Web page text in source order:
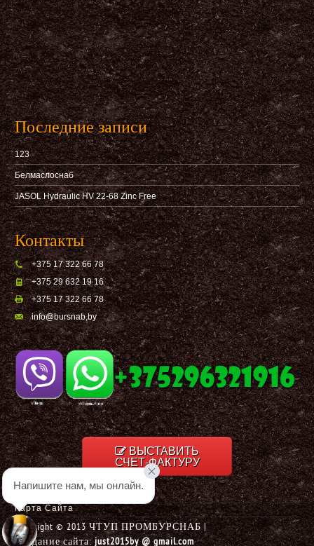
Последние записи
123
Белмаслоснаб
JASOL Hydraulic HV 22-68 Zinc Free
Контакты
+375 17 322 66 78
+375 29 632 19 16
+375 17 322 66 78
info@bursnab,by
ВЫСТАВИТЬ
СЧЕТ-ФАКТУРУ
Карта Сайта
Copyright © 2013 ЧТУП ПРОМБУРСНАБ |
Создание сайта:just2015by @ gmail.com
Напишите нам, мы онлайн.